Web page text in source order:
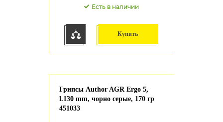
Есть в наличии
Купить
Грипсы Author AGR Ergo 5,
l.130 mm, чорно серые, 170 гр
451033